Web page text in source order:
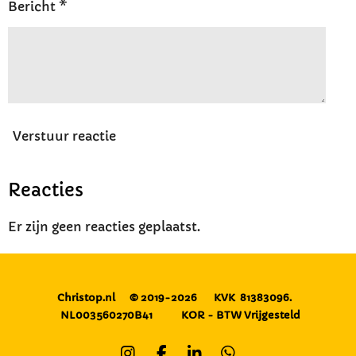
Bericht *
Verstuur reactie
Reacties
Er zijn geen reacties geplaatst.
Christop.nl © 2019-2026
KVK 81383096.
NL003560270B41 KOR - BTW Vrijgesteld